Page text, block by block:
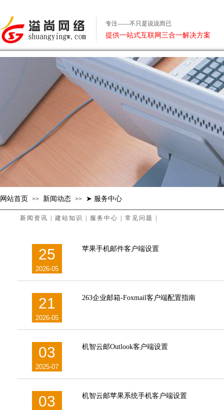
网站首页 >> 新闻动态 >> ➤ 服务中心
新闻资讯 建站知识 服务中心 常见问题
25
2026-05
苹果手机邮件客户端设置
21
2026-05
263企业邮箱-Foxmail客户端配置指南
03
2025-07
机智云邮Outlook客户端设置
03 机智云邮苹果系统手机客户端设置
专注——不只是说说而已
提供一站式互联网三合一解决方案